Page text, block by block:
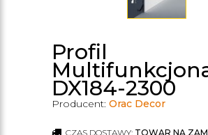
Profil
DX184-2300
Producent: Orac Decor
CZAS DOSTAWY: TOWAR NA